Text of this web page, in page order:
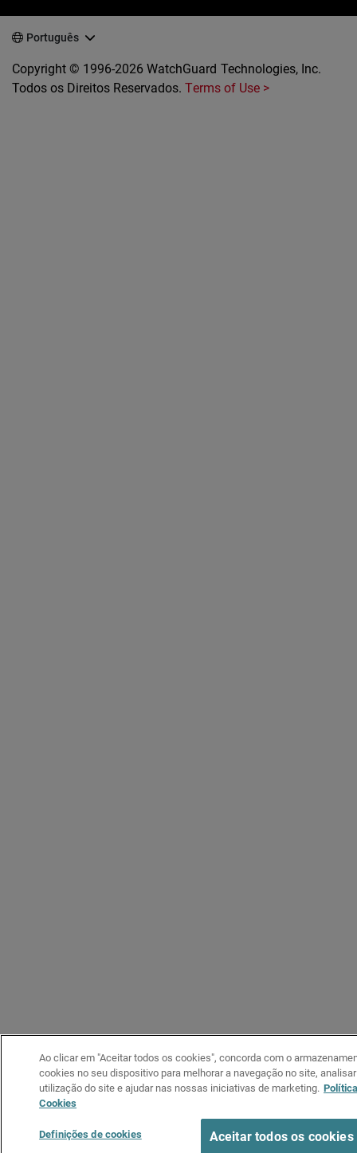
Português
Copyright © 1996-2026 WatchGuard Technologies, Inc.
Todos os Direitos Reservados.Terms of Use >
Ao clicar em "Aceitar todos os cookies", concorda com o
cookies no seu dispositivo para melhorar a navegação no site,
utilização do site e ajudar nas nossas iniciativas de marketing.
Cookies
Definições de cookies Aceitar todos os cookies